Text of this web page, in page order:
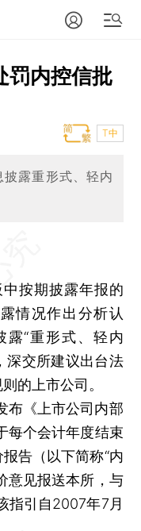
罚内控信批
T中
露重形式、轻内
按期披露年报的
情况作出分析认
露“重形式、轻内
深交所建议出台法
的上市公司。
《上市公司内部
每个会计年度结束
告（以下简称“内
意见报送本所，与
指引自2007年7月